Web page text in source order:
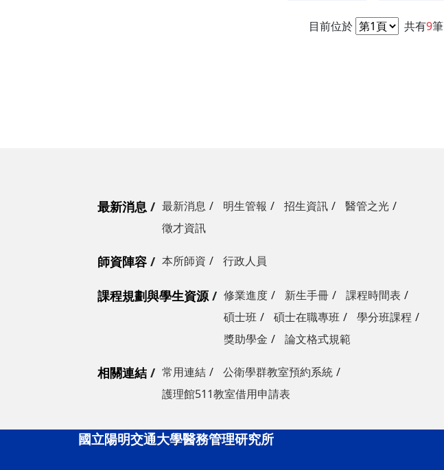
目前位於 共有9筆
最新消息 最新消息 明生管報 招生資訊
醫管之光
徵才資訊
師資陣容 本所師資 行政人員
課程規劃與學生資源 修業進度 新生手冊
課程時間表
碩士班
碩士在職專班
學分班課程
獎助學金
論文格式規範
相關連結 常用連結
公衛學群教室預約系統
護理館511教室借用申請表
國立陽明交通大學醫務管理研究所